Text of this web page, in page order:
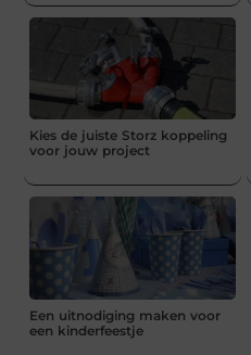
Kies de juiste Storz koppeling
voor jouw project
Een uitnodiging maken voor
een kinderfeestje